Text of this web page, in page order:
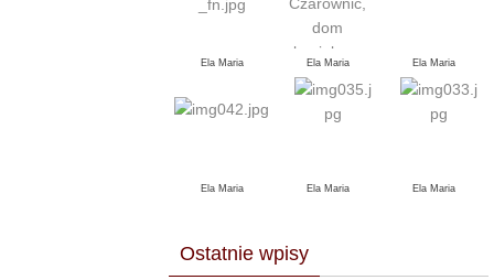
Ela Maria Ela Maria Ela Maria
Ela Maria Ela Maria Ela Maria
Ostatnie wpisy